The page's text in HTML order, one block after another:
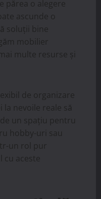
părea o alegere
ascunde o
soluții bine
mobilier
multe resurse și
de organizare
nevoile reale să
un spațiu pentru
hobby-uri sau
un rol pur
cu aceste